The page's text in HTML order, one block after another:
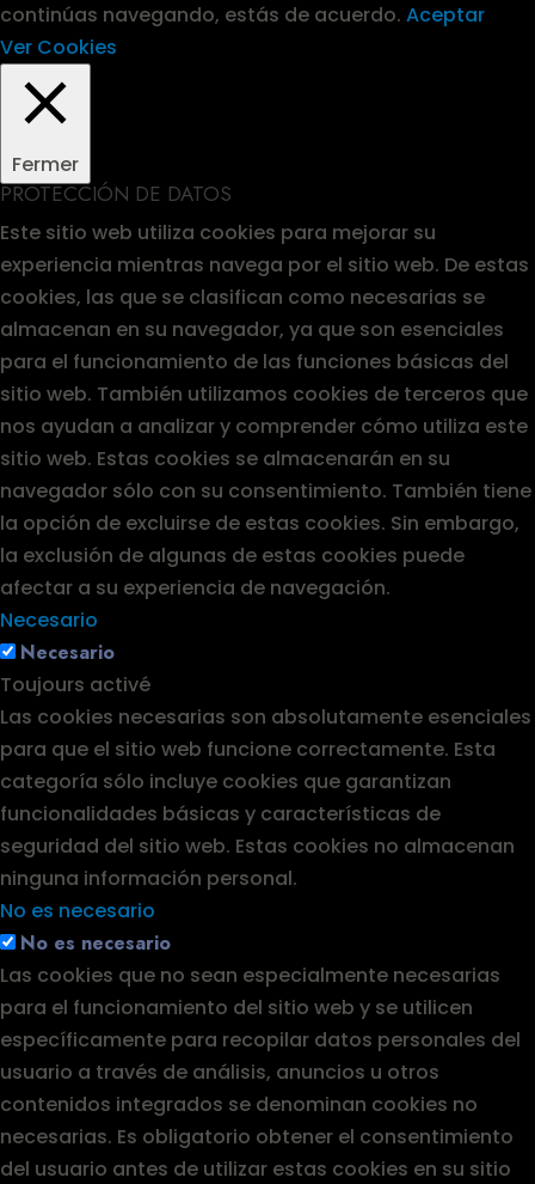
continúas navegando, estás de acuerdo. Aceptar
Ver Cookies
Fermer
PROTECCIÓN DE DATOS
Este sitio web utiliza cookies para mejorar su
experiencia mientras navega por el sitio web. De estas
cookies, las que se clasifican como necesarias se
almacenan en su navegador, ya que son esenciales
para el funcionamiento de las funciones básicas del
sitio web. También utilizamos cookies de terceros que
nos ayudan a analizar y comprender cómo utiliza este
sitio web. Estas cookies se almacenarán en su
navegador sólo con su consentimiento. También tiene
la opción de excluirse de estas cookies. Sin embargo,
la exclusión de algunas de estas cookies puede
afectar a su experiencia de navegación.
Necesario
Necesario
Toujours activé
Las cookies necesarias son absolutamente esenciales
para que el sitio web funcione correctamente. Esta
categoría sólo incluye cookies que garantizan
funcionalidades básicas y características de
seguridad del sitio web. Estas cookies no almacenan
ninguna información personal.
No es necesario
No es necesario
Las cookies que no sean especialmente necesarias
para el funcionamiento del sitio web y se utilicen
específicamente para recopilar datos personales del
usuario a través de análisis, anuncios u otros
contenidos integrados se denominan cookies no
necesarias. Es obligatorio obtener el consentimiento
del usuario antes de utilizar estas cookies en su sitio